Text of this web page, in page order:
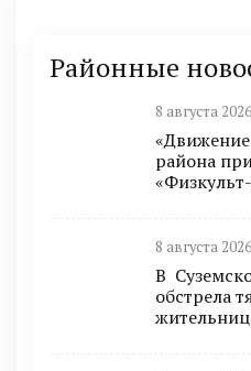
Районные
8 августа
района
8 августа
В
обстрела